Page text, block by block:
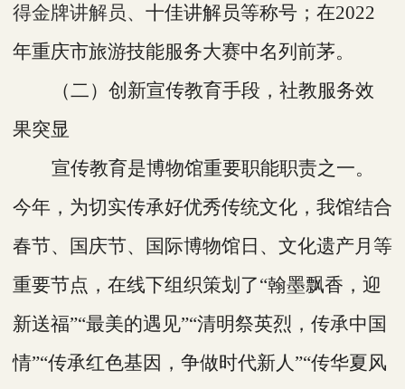
得金牌讲解员、 十佳讲解员等称号；在2022
年重庆市旅游技能服务大赛中名列前茅。
（二）创新宣传教育手段，社教服务效
果突显
宣传教育是博物馆重要职能职责之一。
今年，为切实传承好优秀传统文化，我馆结合
春节、国庆节、国际博物馆日、文化遗产月等
重要节点，在线下组织策划了“翰墨飘香，迎
新送福”“最美的遇见”“清明祭英烈，传承中国
情”“传承红色基因，争做时代新人”“传华夏风